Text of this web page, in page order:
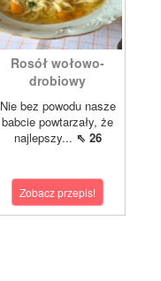
Rosół wołowo-
drobiowy
Nie bez powodu nasze
babcie powtarzały, że
najlepszy... ⇖ 26
Zobacz przepis!